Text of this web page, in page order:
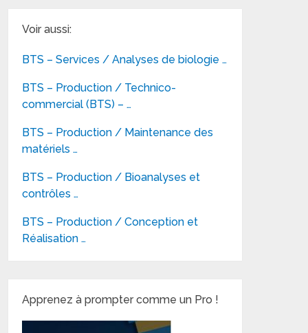
Voir aussi:
BTS – Services / Analyses de biologie …
BTS – Production / Technico-
commercial (BTS) – …
BTS – Production / Maintenance des
matériels …
BTS – Production / Bioanalyses et
contrôles …
BTS – Production / Conception et
Réalisation …
Apprenez à prompter comme un Pro !